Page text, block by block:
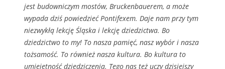
jest budowniczym mostów, Bruckenbauerem, a może
wypada dziś powiedzieć Pontifexem. Daje nam przy tym
niezwykłą lekcję Śląska i lekcję dziedzictwa. Bo
dziedzictwo to my! To nasza pamięć, nasz wybór i nasza
tożsamość. To również nasza kultura. Bo kultura to
umiejętność dziedziczenia. Tego nas też uczy dzisiejszy